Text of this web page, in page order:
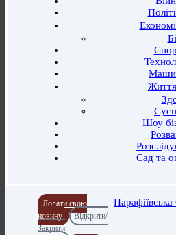
Життя
Шоу
Сад та
Додати свою
новину
Відкрити/
Закрити